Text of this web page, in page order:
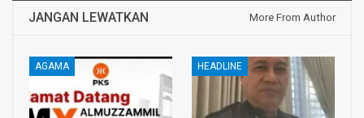
JANGAN LEWATKAN More From Author
AGAMA HEADLINE